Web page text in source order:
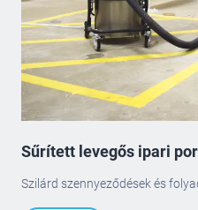
Sűrített levegős ipari
Szilárd szennyeződések és